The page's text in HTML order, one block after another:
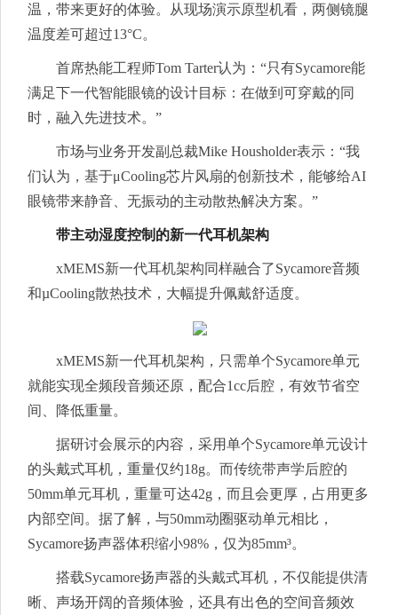
温，带来更好的体验。从现场演示原型机看，两侧镜腿
温度差可超过13°C。
首席热能工程师Tom Tarter认为：“只有Sycamore能
满足下一代智能眼镜的设计目标：在做到可穿戴的同
时，融入先进技术。”
市场与业务开发副总裁Mike Housholder表示：“我
们认为，基于μCooling芯片风扇的创新技术，能够给AI
眼镜带来静音、无振动的主动散热解决方案。”
带主动湿度控制的新一代耳机架构
xMEMS新一代耳机架构同样融合了Sycamore音频
和µCooling散热技术，大幅提升佩戴舒适度。
xMEMS新一代耳机架构，只需单个Sycamore单元
就能实现全频段音频还原，配合1cc后腔，有效节省空
间、降低重量。
据研讨会展示的内容，采用单个Sycamore单元设计
的头戴式耳机，重量仅约18g。而传统带声学后腔的
50mm单元耳机，重量可达42g，而且会更厚，占用更多
内部空间。据了解，与50mm动圈驱动单元相比，
Sycamore扬声器体积缩小98%，仅为85mm³。
搭载Sycamore扬声器的头戴式耳机，不仅能提供清
晰、声场开阔的音频体验，还具有出色的空间音频效